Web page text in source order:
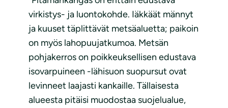
virkistys- ja luontokohde. Iäkkäät männyt
ja kuuset täplittävät metsäaluetta; paikoin
on myös lahopuujatkumoa. Metsän
pohjakerros on poikkeuksellisen edustava
isovarpuineen -lähisuon suopursut ovat
levinneet laajasti kankaille. Tällaisesta
alueesta pitäisi muodostaa suojelualue,